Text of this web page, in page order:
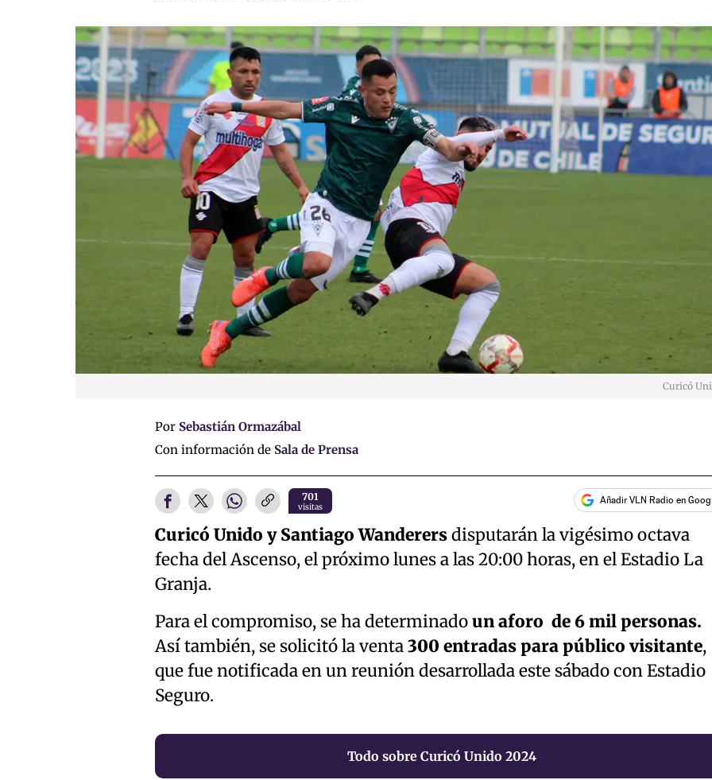
Curicó
Por Sebastián Ormazábal
Con información de Sala de Prensa
701
visitas
Añadir VLN Radio en
Curicó Unido y Santiago Wanderersdisputarán la vigésimo octava
fecha del Ascenso, el próximo lunes a las 20:00 horas, en el Estadio La
Granja.
Para el compromiso, se ha determinadoun aforo de 6 mil personas.
Así también, se solicitó la venta300 entradas para público visitante,
que fue notificada en un reunión desarrollada este sábado con Estadio
Seguro.
Todo sobre Curicó Unido 2024